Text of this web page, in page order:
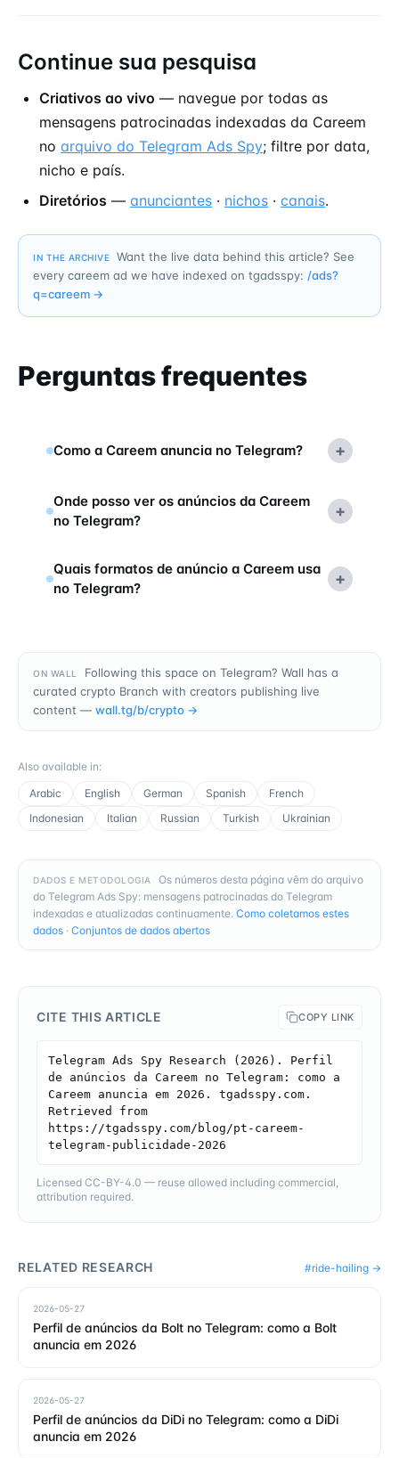
Continue sua pesquisa
Criativos ao vivo — navegue por todas as
mensagens patrocinadas indexadas da Careem
no arquivo do Telegram Ads Spy; filtre por data,
nicho e país.
Diretórios — anunciantes · nichos · canais.
IN THE ARCHIVE
Want the live data behind this article? See
every careem ad we have indexed on tgadsspy: /ads?
q=careem →
Perguntas frequentes
Como a Careem anuncia no Telegram? +
Onde posso ver os anúncios da Careem
no Telegram?
+
Quais formatos de anúncio a Careem usa
no Telegram?
+
ON WALL
Following this space on Telegram? Wall has a
curated crypto Branch with creators publishing live
content — wall.tg/b/crypto →
Also available in:
Arabic
English German Spanish
French
Indonesian
Italian Russian Turkish Ukrainian
DADOS E METODOLOGIA
Os números desta página vêm do arquivo
do Telegram Ads Spy: mensagens patrocinadas do Telegram
indexadas e atualizadas continuamente. Como coletamos estes
dados · Conjuntos de dados abertos
CITE THIS ARTICLE COPY LINK
Telegram Ads Spy Research (2026). Perfil
de anúncios da Careem no Telegram: como a
Careem anuncia em 2026. tgadsspy.com.
Retrieved from
https://tgadsspy.com/blog/pt-careem-
telegram-publicidade-2026
Licensed CC-BY-4.0 — reuse allowed including commercial,
attribution required.
RELATED RESEARCH #ride-hailing →
2026-05-27
Perfil de anúncios da Bolt no Telegram: como a Bolt
anuncia em 2026
2026-05-27
Perfil de anúncios da DiDi no Telegram: como a DiDi
anuncia em 2026